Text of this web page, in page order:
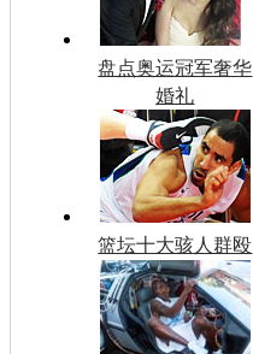
盘点奥运冠军奢华
婚礼
篮坛十大骇人群殴